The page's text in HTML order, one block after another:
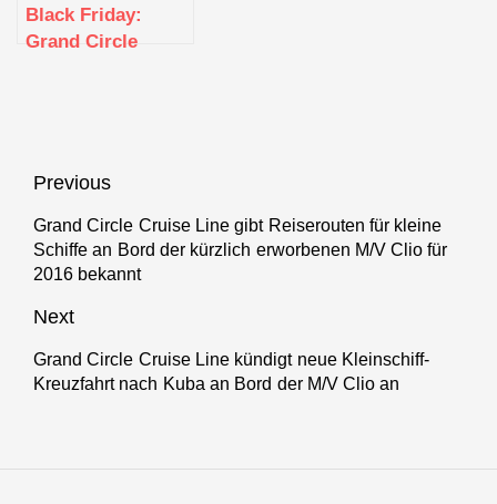
Black Friday:
Grand Circle
im Jahr 2023 an
Beitragsnavigation
Previous
Previous
post:
Grand Circle Cruise Line gibt Reiserouten für kleine
Schiffe an Bord der kürzlich erworbenen M/V Clio für
2016 bekannt
Next
Next
post:
Grand Circle Cruise Line kündigt neue Kleinschiff-
Kreuzfahrt nach Kuba an Bord der M/V Clio an